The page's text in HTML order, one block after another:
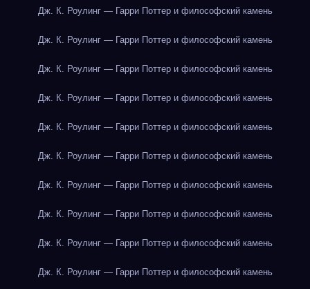
Дж. К. Роулинг — Гарри Поттер и философский камень
Дж. К. Роулинг — Гарри Поттер и философский камень
Дж. К. Роулинг — Гарри Поттер и философский камень
Дж. К. Роулинг — Гарри Поттер и философский камень
Дж. К. Роулинг — Гарри Поттер и философский камень
Дж. К. Роулинг — Гарри Поттер и философский камень
Дж. К. Роулинг — Гарри Поттер и философский камень
Дж. К. Роулинг — Гарри Поттер и философский камень
Дж. К. Роулинг — Гарри Поттер и философский камень
Дж. К. Роулинг — Гарри Поттер и философский камень